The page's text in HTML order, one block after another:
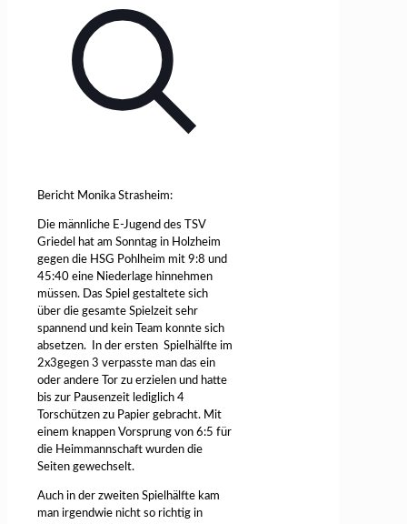
Bericht Monika Strasheim:
Die männliche E-Jugend des TSV
Griedel hat am Sonntag in Holzheim
gegen die HSG Pohlheim mit 9:8 und
45:40 eine Niederlage hinnehmen
müssen. Das Spiel gestaltete sich
über die gesamte Spielzeit sehr
spannend und kein Team konnte sich
absetzen. In der ersten Spielhälfte im
2x3gegen 3 verpasste man das ein
oder andere Tor zu erzielen und hatte
bis zur Pausenzeit lediglich 4
Torschützen zu Papier gebracht. Mit
einem knappen Vorsprung von 6:5 für
die Heimmannschaft wurden die
Seiten gewechselt.
Auch in der zweiten Spielhälfte kam
man irgendwie nicht so richtig in